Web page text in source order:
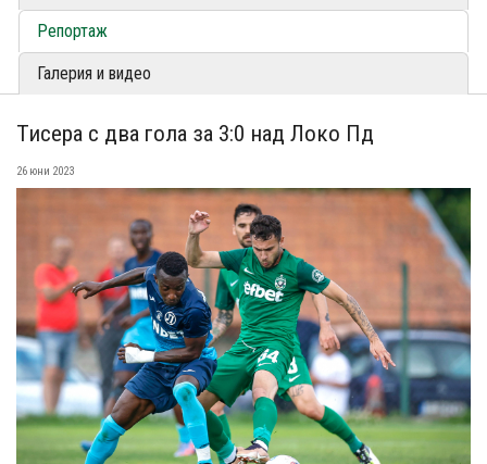
Репортаж
Галерия и видео
Тисера с два гола за 3:0 над Локо Пд
26 юни 2023